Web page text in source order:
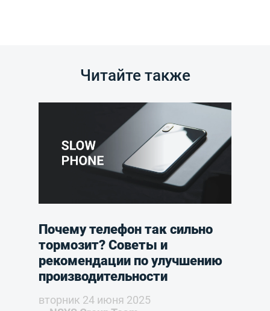
Читайте также
Почему телефон так сильно
тормозит? Советы и
рекомендации по улучшению
производительности
вторник 24 июня 2025